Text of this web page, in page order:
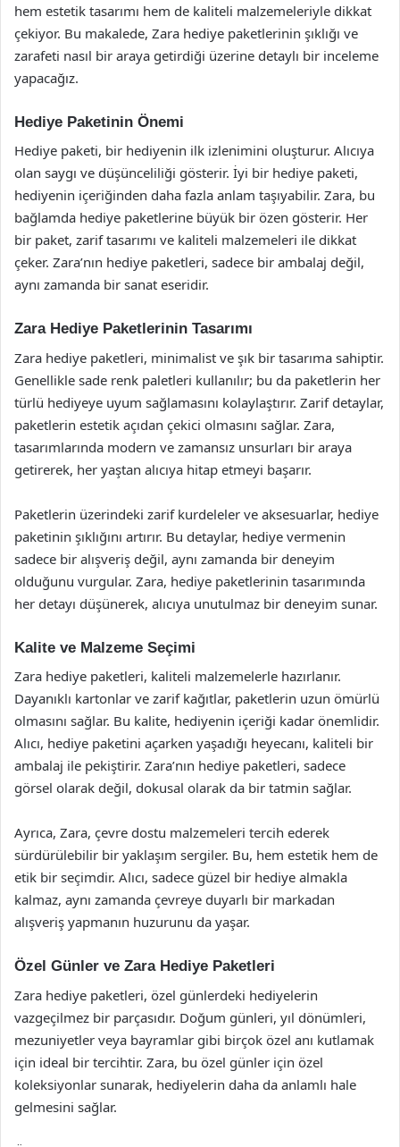
hem estetik tasarımı hem de kaliteli malzemeleriyle dikkat
çekiyor. Bu makalede, Zara hediye paketlerinin şıklığı ve
zarafeti nasıl bir araya getirdiği üzerine detaylı bir inceleme
yapacağız.
Hediye Paketinin Önemi
Hediye paketi, bir hediyenin ilk izlenimini oluşturur. Alıcıya
olan saygı ve düşünceliliği gösterir. İyi bir hediye paketi,
hediyenin içeriğinden daha fazla anlam taşıyabilir. Zara, bu
bağlamda hediye paketlerine büyük bir özen gösterir. Her
bir paket, zarif tasarımı ve kaliteli malzemeleri ile dikkat
çeker. Zara’nın hediye paketleri, sadece bir ambalaj değil,
aynı zamanda bir sanat eseridir.
Zara Hediye Paketlerinin Tasarımı
Zara hediye paketleri, minimalist ve şık bir tasarıma sahiptir.
Genellikle sade renk paletleri kullanılır; bu da paketlerin her
türlü hediyeye uyum sağlamasını kolaylaştırır. Zarif detaylar,
paketlerin estetik açıdan çekici olmasını sağlar. Zara,
tasarımlarında modern ve zamansız unsurları bir araya
getirerek, her yaştan alıcıya hitap etmeyi başarır.
Paketlerin üzerindeki zarif kurdeleler ve aksesuarlar, hediye
paketinin şıklığını artırır. Bu detaylar, hediye vermenin
sadece bir alışveriş değil, aynı zamanda bir deneyim
olduğunu vurgular. Zara, hediye paketlerinin tasarımında
her detayı düşünerek, alıcıya unutulmaz bir deneyim sunar.
Kalite ve Malzeme Seçimi
Zara hediye paketleri, kaliteli malzemelerle hazırlanır.
Dayanıklı kartonlar ve zarif kağıtlar, paketlerin uzun ömürlü
olmasını sağlar. Bu kalite, hediyenin içeriği kadar önemlidir.
Alıcı, hediye paketini açarken yaşadığı heyecanı, kaliteli bir
ambalaj ile pekiştirir. Zara’nın hediye paketleri, sadece
görsel olarak değil, dokusal olarak da bir tatmin sağlar.
Ayrıca, Zara, çevre dostu malzemeleri tercih ederek
sürdürülebilir bir yaklaşım sergiler. Bu, hem estetik hem de
etik bir seçimdir. Alıcı, sadece güzel bir hediye almakla
kalmaz, aynı zamanda çevreye duyarlı bir markadan
alışveriş yapmanın huzurunu da yaşar.
Özel Günler ve Zara Hediye Paketleri
Zara hediye paketleri, özel günlerdeki hediyelerin
vazgeçilmez bir parçasıdır. Doğum günleri, yıl dönümleri,
mezuniyetler veya bayramlar gibi birçok özel anı kutlamak
için ideal bir tercihtir. Zara, bu özel günler için özel
koleksiyonlar sunarak, hediyelerin daha da anlamlı hale
gelmesini sağlar.